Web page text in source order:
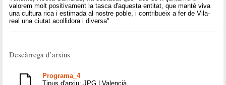
valorem molt positivament la tasca d'aquesta entitat, que manté viva
una cultura rica i estimada al nostre poble, i contribueix a fer de Vila-
real una ciutat acollidora i diversa".
Descàrrega d’arxius
Programa_4
Tipus d'arxiu: JPG | Valencià